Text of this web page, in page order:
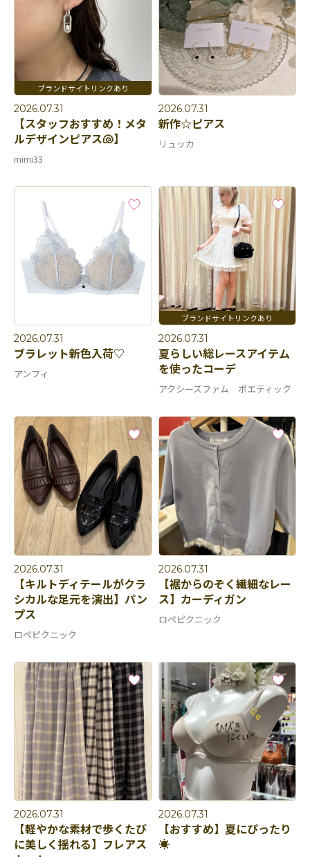
2026.07.31
【スタッフおすすめ！メタ
ルデザインピアス🐚】
mimi33
2026.07.31
新作☆ピアス
リュッカ
2026.07.31
ブラレット新色入荷♡
アンフィ
2026.07.31
夏らしい総レースアイテム
を使ったコーデ
アクシーズファム ポエティック
2026.07.31
【キルトディテールがクラ
シカルな足元を演出】パン
プス
ロペピクニック
2026.07.31
【裾からのぞく繊細なレー
ス】カーディガン
ロペピクニック
2026.07.31
【軽やかな素材で歩くたび
に美しく揺れる】フレアス
2026.07.31
【おすすめ】夏にぴったり
☀️